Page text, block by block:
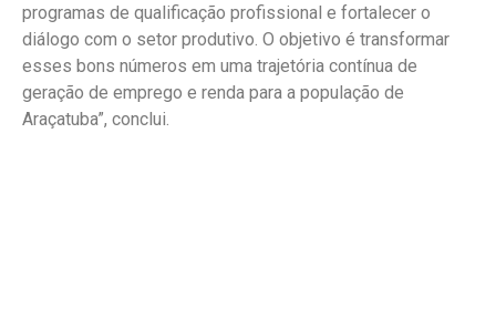
programas de qualificação profissional e fortalecer o
diálogo com o setor produtivo. O objetivo é transformar
esses bons números em uma trajetória contínua de
geração de emprego e renda para a população de
Araçatuba”, conclui.